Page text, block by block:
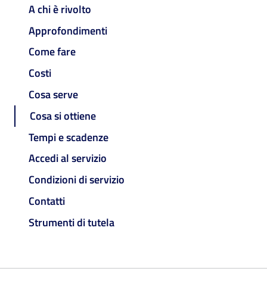
A chi è rivolto
Approfondimenti
Come fare
Costi
Cosa serve
Cosa si ottiene
Tempi e scadenze
Accedi al servizio
Condizioni di servizio
Contatti
Strumenti di tutela